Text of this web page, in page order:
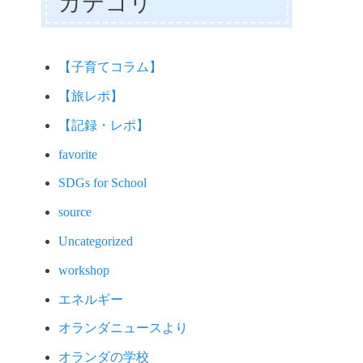
【子育てコラム】
【旅レポ】
【記録・レポ】
favorite
SDGs for School
source
Uncategorized
workshop
エネルギー
オランダニュースより
オランダの学校